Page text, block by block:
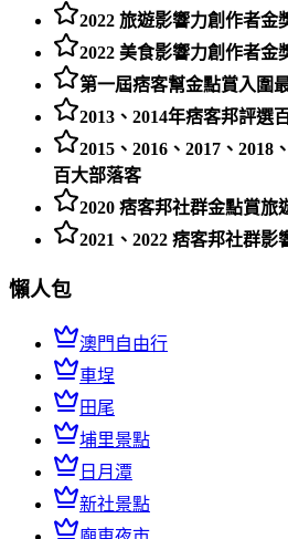
2022 旅遊影響力創作者金
2022 美食影響力創作者金
第一屆痞客幫金點賞入圍
2013、2014年痞客邦評選
2015、2016、2017、2018
百大部落客
2020 痞客邦社群金點賞旅
2021、2022 痞客邦社群影
懶人包
澳門自由行
車埕
田尾
埔里景點
日月潭
新社景點